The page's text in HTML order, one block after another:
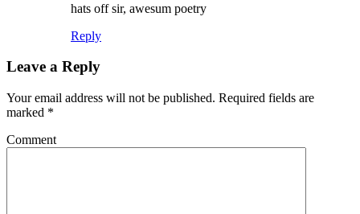
hats off sir, awesum poetry
Reply
Leave a Reply
Your email address will not be published. Required fields are
marked *
Comment